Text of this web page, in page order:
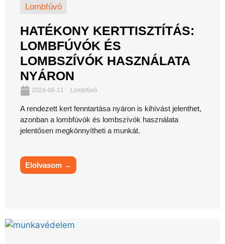
Lombfúvó
HATÉKONY KERTTISZTÍTÁS:
LOMBFÚVÓK ÉS
LOMBSZÍVÓK HASZNÁLATA
NYÁRON
2024-06-11 Lombfúvó
A rendezett kert fenntartása nyáron is kihívást jelenthet,
azonban a lombfúvók és lombszívók használata
jelentősen megkönnyítheti a munkát.
Elolvasom →